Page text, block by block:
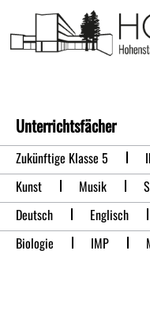
Unterrichtsfächer
Zukünftige Klasse 5
Kunst
Musik
Deutsch
Englisch
Biologie
IMP